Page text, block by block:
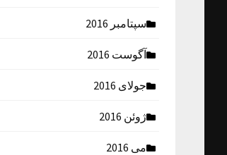
سپتامبر 2016
آگوست 2016
جولای 2016
ژوئن 2016
می 2016